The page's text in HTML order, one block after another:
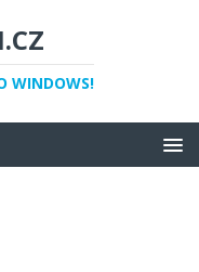
WINDOWS!